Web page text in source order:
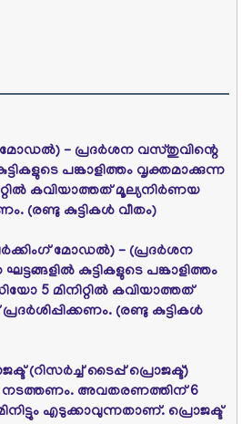
മോഡല്‍) - പ്രദര്‍ശന വസ്തുവിന്റെ
പങ്കാളിത്തം വൃക്തമാക്കുന്ന
കവിയാത്തത്‌ മൂല്യനിര്‍ണയ
(രണ്ടു കുട്ടികള്‍ വീതം)
മോഡല്‍) - (പ്രദര്‍ശന
കുട്ടികളുടെ പങ്കാളിത്തം
5 മിനിറ്റില്‍ കവിയാത്തത്‌
(രണ്ടു കുട്ടികള്‍
(റിസര്‍ച്ച്‌ ടൈപ്പ്‌ പ്രൊജക്ട്‌)
അവതരണത്തിന്‌ 6
മിനിട്ടും എടുക്കാവുന്നതാണ്‌. പ്രൊജക്ട്‌